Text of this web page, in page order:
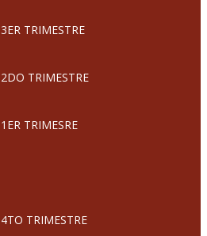
3ER TRIMESTRE
2DO TRIMESTRE
1ER TRIMESRE
4TO TRIMESTRE